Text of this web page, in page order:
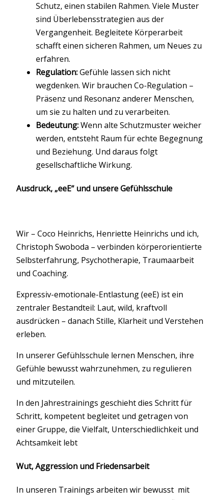
Schutz, einen stabilen Rahmen. Viele Muster
sind Überlebensstrategien aus der
Vergangenheit. Begleitete Körperarbeit
schafft einen sicheren Rahmen, um Neues zu
erfahren.
Regulation:Gefühle lassen sich nicht
wegdenken. Wir brauchen Co-Regulation –
Präsenz und Resonanz anderer Menschen,
um sie zu halten und zu verarbeiten.
Bedeutung:Wenn alte Schutzmuster weicher
werden, entsteht Raum für echte Begegnung
und Beziehung. Und daraus folgt
gesellschaftliche Wirkung.
Ausdruck, „eeE“ und unsere Gefühlsschule
Wir – Coco Heinrichs, Henriette Heinrichs und ich,
Christoph Swoboda – verbinden körperorientierte
Selbsterfahrung, Psychotherapie, Traumaarbeit
und Coaching.
Expressiv-emotionale-Entlastung (eeE) ist ein
zentraler Bestandteil: Laut, wild, kraftvoll
ausdrücken – danach Stille, Klarheit und Verstehen
erleben.
In unserer Gefühlsschule lernen Menschen, ihre
Gefühle bewusst wahrzunehmen, zu regulieren
und mitzuteilen.
In den Jahrestrainings geschieht dies Schritt für
Schritt, kompetent begleitet und getragen von
einer Gruppe, die Vielfalt, Unterschiedlichkeit und
Achtsamkeit lebt
Wut, Aggression und Friedensarbeit
In unseren Trainings arbeiten wir bewusst mit